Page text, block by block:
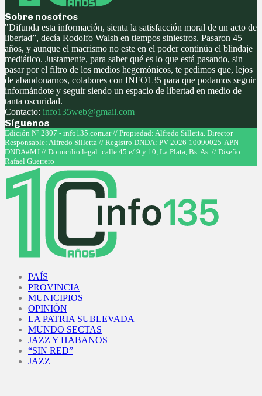
Sobre nosotros
"Difunda esta información, sienta la satisfacción moral de un acto de
libertad”, decía Rodolfo Walsh en tiempos siniestros. Pasaron 45
años, y aunque el macrismo no este en el poder continúa el blindaje
mediático. Justamente, para saber qué es lo que está pasando, sin
pasar por el filtro de los medios hegemónicos, te pedimos que, lejos
de abandonarnos, colabores con INFO135 para que podamos seguir
informándote y seguir siendo un espacio de libertad en medio de
tanta oscuridad.
Contacto: info135web@gmail.com
Síguenos
Facebook
Twitter
Instagram
Youtube
Edición Nº 2807 - info135.com.ar // Propiedad: Alfredo Silletta. Director
Responsable: Alfredo Silletta // Registro DNDA: PV-2026-10090025-APN-
DNDA#MJ // Domicilio legal: calle 45 e/ 9 y 10, La Plata, Bs. As. // Diseño:
Rafael Guerrero
PAÍS
PROVINCIA
MUNICIPIOS
OPINIÓN
LA PATRIA SUBLEVADA
MUNDO SECTAS
JAZZ Y HABANOS
“SIN RED”
JAZZ